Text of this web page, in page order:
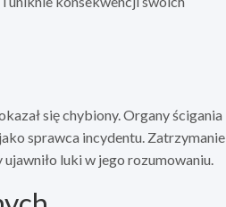
się chybiony. Organy ścigania
sprawca incydentu. Zatrzymanie
luki w jego rozumowaniu.